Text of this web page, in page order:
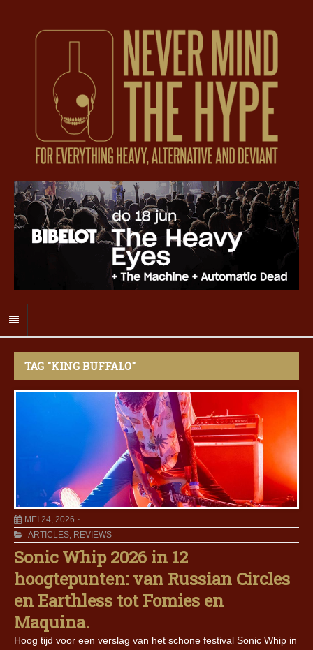
TAG "KING BUFFALO"
MEI 24, 2026
ARTICLES, REVIEWS
Sonic Whip 2026 in 12
hoogtepunten: van Russian Circles
en Earthless tot Fomies en
Maquina.
Hoog tijd voor een verslag van het schone festival Sonic Whip in